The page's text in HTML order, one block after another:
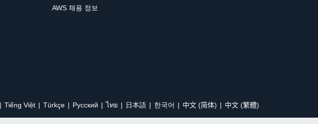
AWS 채용 정보
Tiếng Việt Türkçe Ρусский ไทย 日本語 한국어 中文 (简体) 中文 (繁體)